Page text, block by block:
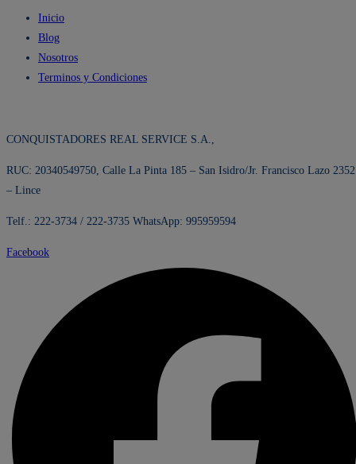
Inicio
Blog
Nosotros
Terminos y Condiciones
CONQUISTADORES REAL SERVICE S.A.,
RUC: 20340549750, Calle La Pinta 185 – San Isidro/Jr. Francisco Lazo 2352
– Lince
Telf.: 222-3734 / 222-3735 WhatsApp: 995959594
Facebook